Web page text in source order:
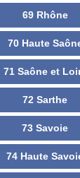
69 Rhône
70 Haute
71 Saône et
72 Sarthe
73 Savoie
74 Haute